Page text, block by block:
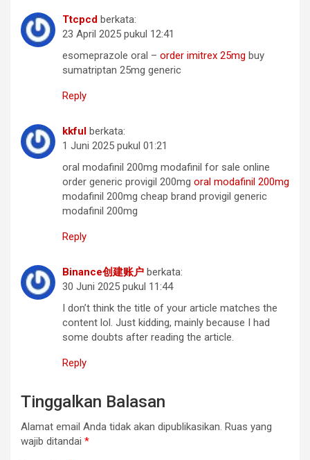
Ttcpcd berkata:
23 April 2025 pukul 12:41
esomeprazole oral – order imitrex 25mg buy
sumatriptan 25mg generic
Reply
kkful berkata:
1 Juni 2025 pukul 01:21
oral modafinil 200mg modafinil for sale online
order generic provigil 200mg oral modafinil 200mg
modafinil 200mg cheap brand provigil generic
modafinil 200mg
Reply
Binance创建账户 berkata:
30 Juni 2025 pukul 11:44
I don’t think the title of your article matches the
content lol. Just kidding, mainly because I had
some doubts after reading the article.
Reply
Tinggalkan Balasan
Alamat email Anda tidak akan dipublikasikan. Ruas yang
wajib ditandai *